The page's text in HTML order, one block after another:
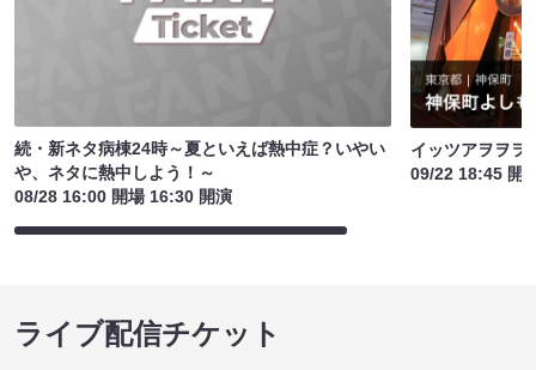
続・新ネタ病棟24時～夏といえば熱中症？いやい
や、ネタに熱中しよう！～
08/28 16:00 開場 16:30 開演
イッツアヲヲヲ
09/22 18:45 開
ライブ配信チケット